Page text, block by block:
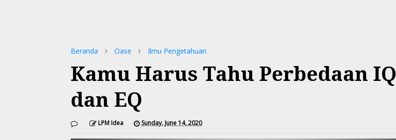
Beranda Oase Ilmu Pengetahuan
Kamu Harus Tahu Perbedaan IQ
dan EQ
LPM Idea Sunday, June 14, 2020